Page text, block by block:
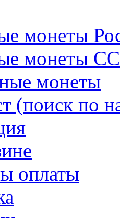
монеты
монеты
монеты
(поиск по
оплаты